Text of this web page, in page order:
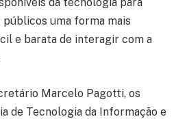
da tecnologia para
uma forma mais
e barata de interagir com a
Marcelo Pagotti, os
de Tecnologia da Informação e